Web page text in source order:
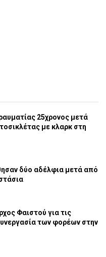
25χρονος μετά
με κλαρκ στη
δύο αδέλφια μετά από
Φαιστού για τις
των φορέων στην